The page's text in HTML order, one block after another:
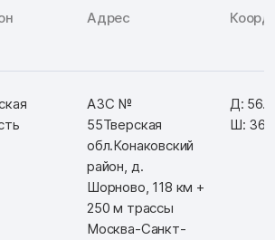
Адрес
АЗС №
55Тверская
обл.Конаковский
район, д.
Шорново, 118 км +
250 м трассы
Москва-Санкт-
Д:
Ш: